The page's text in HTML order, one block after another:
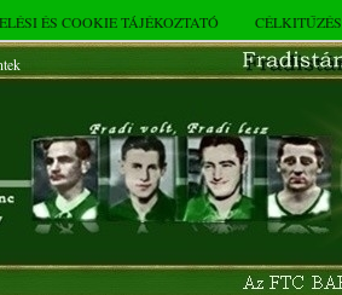
ÉS COOKIE TÁJÉKOZTATÓ